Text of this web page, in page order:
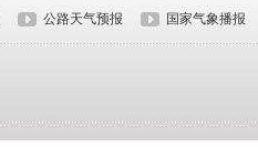
公路天气预报 国家气象播报